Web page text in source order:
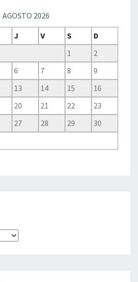
AGOSTO 2026
J V S
D
1
2
6 7 8
9
13 14 15
16
20 21 22
23
27 28 29
30